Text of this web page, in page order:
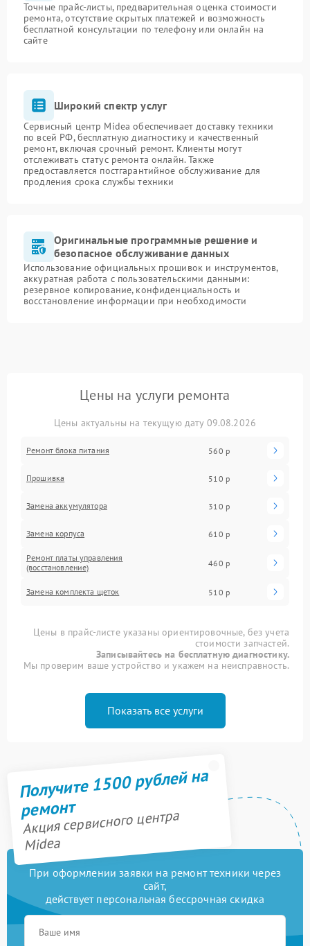
Точные прайс-листы, предварительная оценка стоимости
ремонта, отсутствие скрытых платежей и возможность
бесплатной консультации по телефону или онлайн на
сайте
Широкий спектр услуг
Сервисный центр Midea обеспечивает доставку техники
по всей РФ, бесплатную диагностику и качественный
ремонт, включая срочный ремонт. Клиенты могут
отслеживать статус ремонта онлайн. Также
предоставляется постгарантийное обслуживание для
продления срока службы техники
Оригинальные программные решение и
безопасное обслуживание данных
Использование официальных прошивок и инструментов,
аккуратная работа с пользовательскими данными:
резервное копирование, конфиденциальность и
восстановление информации при необходимости
Цены на услуги ремонта
Цены актуальны на текущую дату 09.08.2026
Ремонт блока питания 560 р
Прошивка 510 р
Замена аккумулятора 310 р
Замена корпуса 610 р
Ремонт платы управления
(восстановление)
460 р
Замена комплекта щеток 510 р
Цены в прайс-листе указаны ориентировочные, без учета
стоимости запчастей.
Записывайтесь на бесплатную диагностику.
Мы проверим ваше устройство и укажем на неисправность.
Показать все услуги
Получите 1500 рублей на
ремонт
Акция сервисного центра
Midea
При оформлении заявки на ремонт техники через
сайт,
действует персональная бессрочная скидка